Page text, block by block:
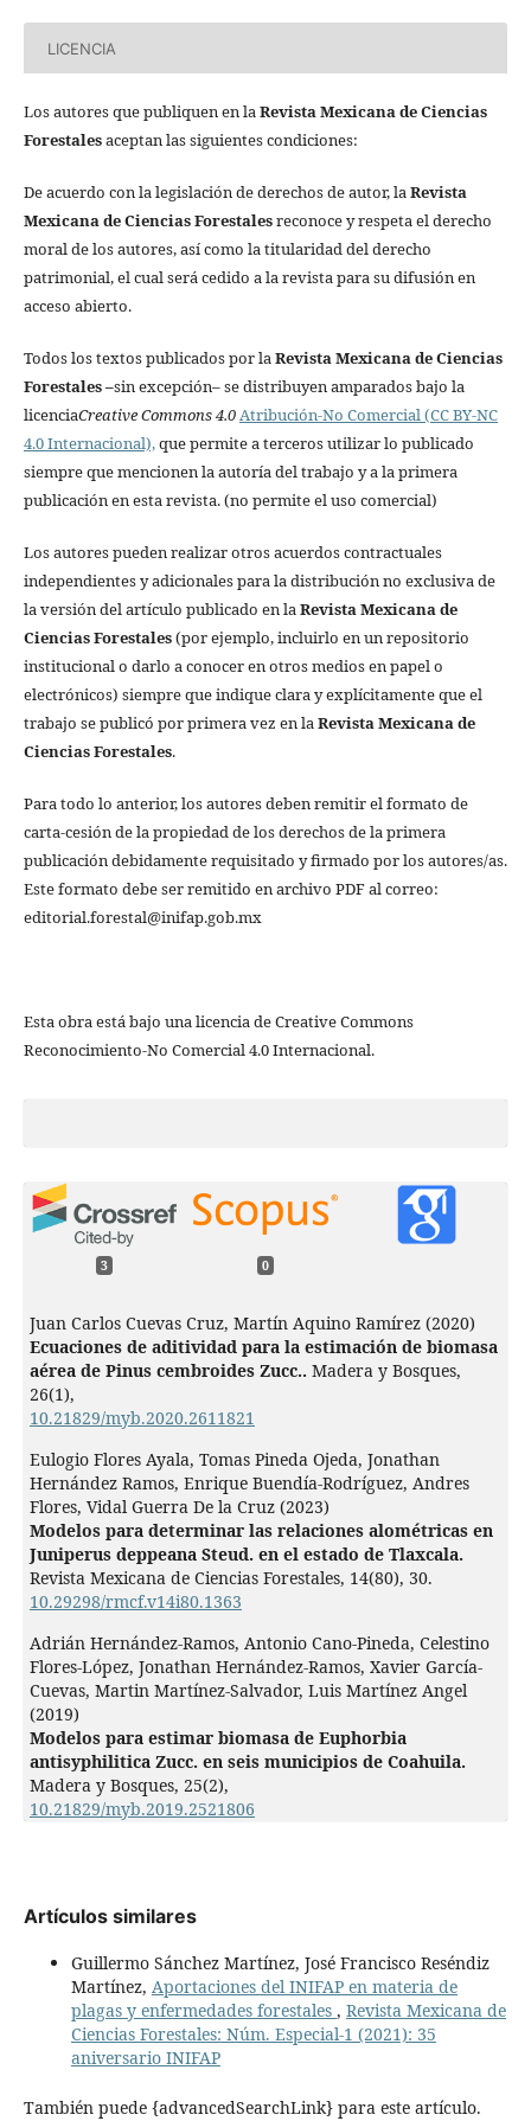
LICENCIA
Los autores que publiquen en laRevista Mexicana de Ciencias
Forestalesaceptan las siguientes condiciones:
De acuerdo con la legislación de derechos de autor, laRevista
Mexicana de Ciencias Forestalesreconoce y respeta el derecho
moral de los autores, así como la titularidad del derecho
patrimonial, el cual será cedido a la revista para su difusión en
acceso abierto.
Todos los textos publicados por laRevista Mexicana de Ciencias
Forestales–sin excepción– se distribuyen amparados bajo la
licenciaCreative Commons 4.0Atribución-No Comercial (CC BY-NC
4.0 Internacional),que permite a terceros utilizar lo publicado
siempre que mencionen la autoría del trabajo y a la primera
publicación en esta revista. (no permite el uso comercial)
Los autores pueden realizar otros acuerdos contractuales
independientes y adicionales para la distribución no exclusiva de
la versión del artículo publicado en laRevista Mexicana de
Ciencias Forestales(por ejemplo, incluirlo en un repositorio
institucional o darlo a conocer en otros medios en papel o
electrónicos) siempre que indique clara y explícitamente que el
trabajo se publicó por primera vez en laRevista Mexicana de
Ciencias Forestales.
Para todo lo anterior, los autores deben remitir el formato de
carta-cesión de la propiedad de los derechos de la primera
publicación debidamente requisitado y firmado por los autores/as.
Este formato debe ser remitido en archivo PDF al correo:
editorial.forestal@inifap.gob.mx
Esta obra está bajo una licencia de Creative Commons
Reconocimiento-No Comercial 4.0 Internacional.
3 0
Juan Carlos Cuevas Cruz, Martín Aquino Ramírez (2020)
Ecuaciones de aditividad para la estimación de biomasa
aérea de Pinus cembroides Zucc.. Madera y Bosques,
26(1),
10.21829/myb.2020.2611821
Eulogio Flores Ayala, Tomas Pineda Ojeda, Jonathan
Hernández Ramos, Enrique Buendía-Rodríguez, Andres
Flores, Vidal Guerra De la Cruz (2023)
Modelos para determinar las relaciones alométricas en
Juniperus deppeana Steud. en el estado de Tlaxcala.
Revista Mexicana de Ciencias Forestales, 14(80), 30.
10.29298/rmcf.v14i80.1363
Adrián Hernández-Ramos, Antonio Cano-Pineda, Celestino
Flores-López, Jonathan Hernández-Ramos, Xavier García-
Cuevas, Martin Martínez-Salvador, Luis Martínez Angel
(2019)
Modelos para estimar biomasa de Euphorbia
antisyphilitica Zucc. en seis municipios de Coahuila.
Madera y Bosques, 25(2),
10.21829/myb.2019.2521806
Artículos similares
Guillermo Sánchez Martínez, José Francisco Reséndiz
Martínez, Aportaciones del INIFAP en materia de
plagas y enfermedades forestales , Revista Mexicana de
Ciencias Forestales: Núm. Especial-1 (2021): 35
aniversario INIFAP
También puede {advancedSearchLink} para este artículo.